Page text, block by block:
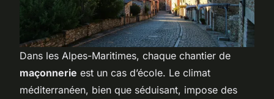
Dans les Alpes-Maritimes, chaque chantier de
maçonnerie est un cas d’école. Le climat
méditerranéen, bien que séduisant, impose des